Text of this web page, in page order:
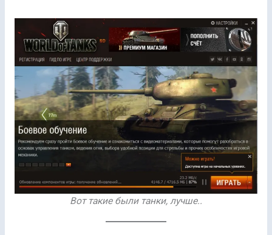
Вот такие были танки, лучше..